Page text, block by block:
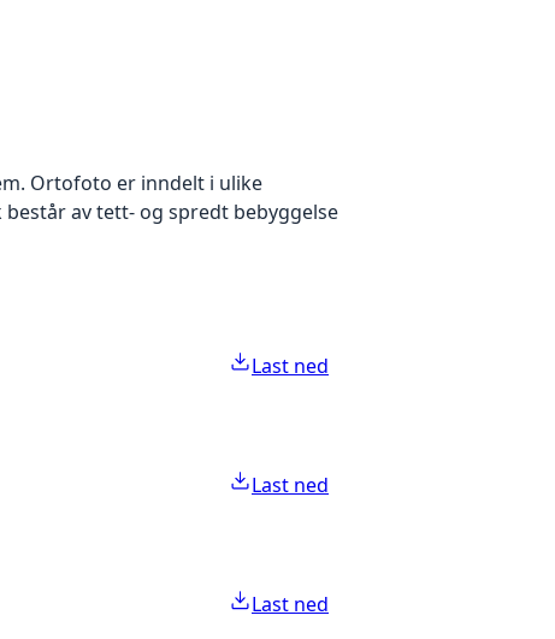
Ortofoto er inndelt i ulike
av tett- og spredt bebyggelse
Last ned
Last ned
Last ned